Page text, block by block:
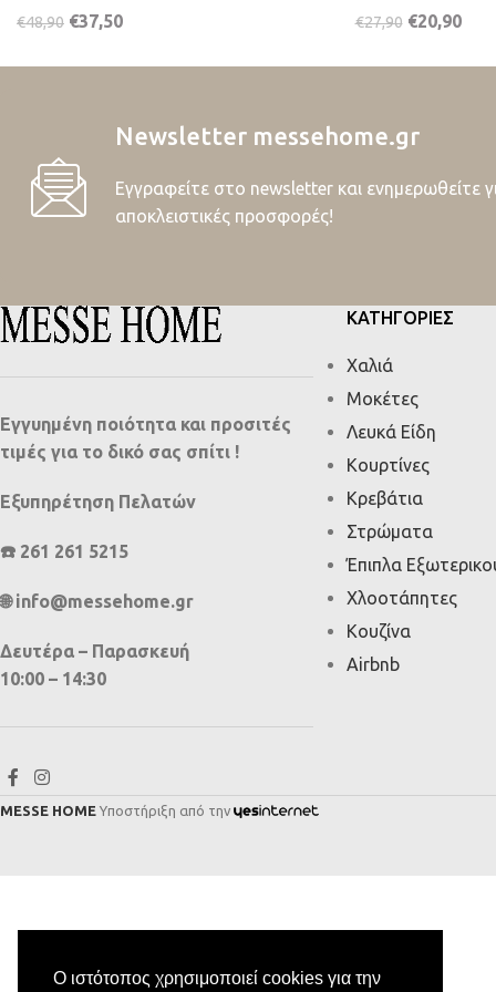
Ο ιστότοπος χρησιμοποιεί cookies για την
€48,90 €37,50 €27,90 €20,90
Newsletter messehome.gr
Εγγραφείτε στο newsletter και ενημερωθείτε
αποκλειστικές προσφορές!
Εγγυημένη ποιότητα και προσιτές
τιμές για το δικό σας σπίτι !
Εξυπηρέτηση Πελατών
☎️ 261 261 5215
🌐 info@messehome.gr
Δευτέρα – Παρασκευή
10:00 – 14:30
ΚΑΤΗΓΟΡΙΕΣ
Χαλιά
Μοκέτες
Λευκά Είδη
Κουρτίνες
Κρεβάτια
Στρώματα
Έπιπλα
Χλοοτάπητες
Κουζίνα
Airbnb
MESSE HOME Υποστήριξη από την